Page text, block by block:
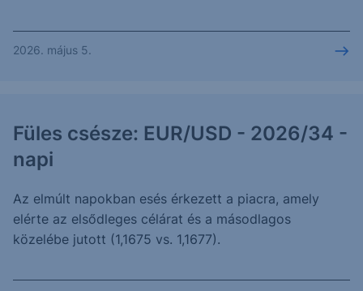
2026. május 5.
Füles csésze: EUR/USD - 2026/34 -
napi
Az elmúlt napokban esés érkezett a piacra, amely
elérte az elsődleges célárat és a másodlagos
közelébe jutott (1,1675 vs. 1,1677).